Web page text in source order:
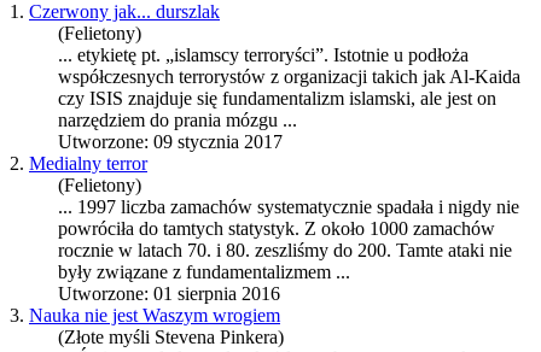
1. Czerwony jak... durszlak
(Felietony)
... etykietę pt. „islamscy terroryści”. Istotnie u podłoża
współczesnych terrorystów z organizacji takich jak Al-Kaida
czy ISIS znajduje się fundamentalizm islamski, ale jest on
narzędziem do prania mózgu ...
Utworzone: 09 stycznia 2017
2. Medialny terror
(Felietony)
... 1997 liczba zamachów systematycznie spadała i nigdy nie
powróciła do tamtych statystyk. Z około 1000 zamachów
rocznie w latach 70. i 80. zeszliśmy do 200. Tamte ataki nie
były związane z fundamentalizmem ...
Utworzone: 01 sierpnia 2016
3. Nauka nie jest Waszym wrogiem
(Złote myśli Stevena Pinkera)